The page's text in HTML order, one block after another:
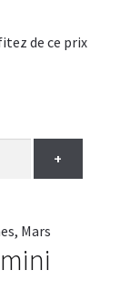
de ce prix
+